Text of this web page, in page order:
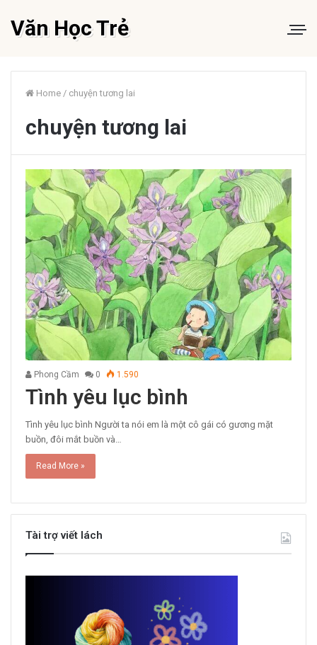
Văn Học Trẻ
Home / chuyện tương lai
chuyện tương lai
Phong Cầm 0 1.590
Tình yêu lục bình
Tình yêu lục bình Người ta nói em là một cô gái có gương mặt
buồn, đôi mắt buồn và…
Read More »
Tài trợ viết lách